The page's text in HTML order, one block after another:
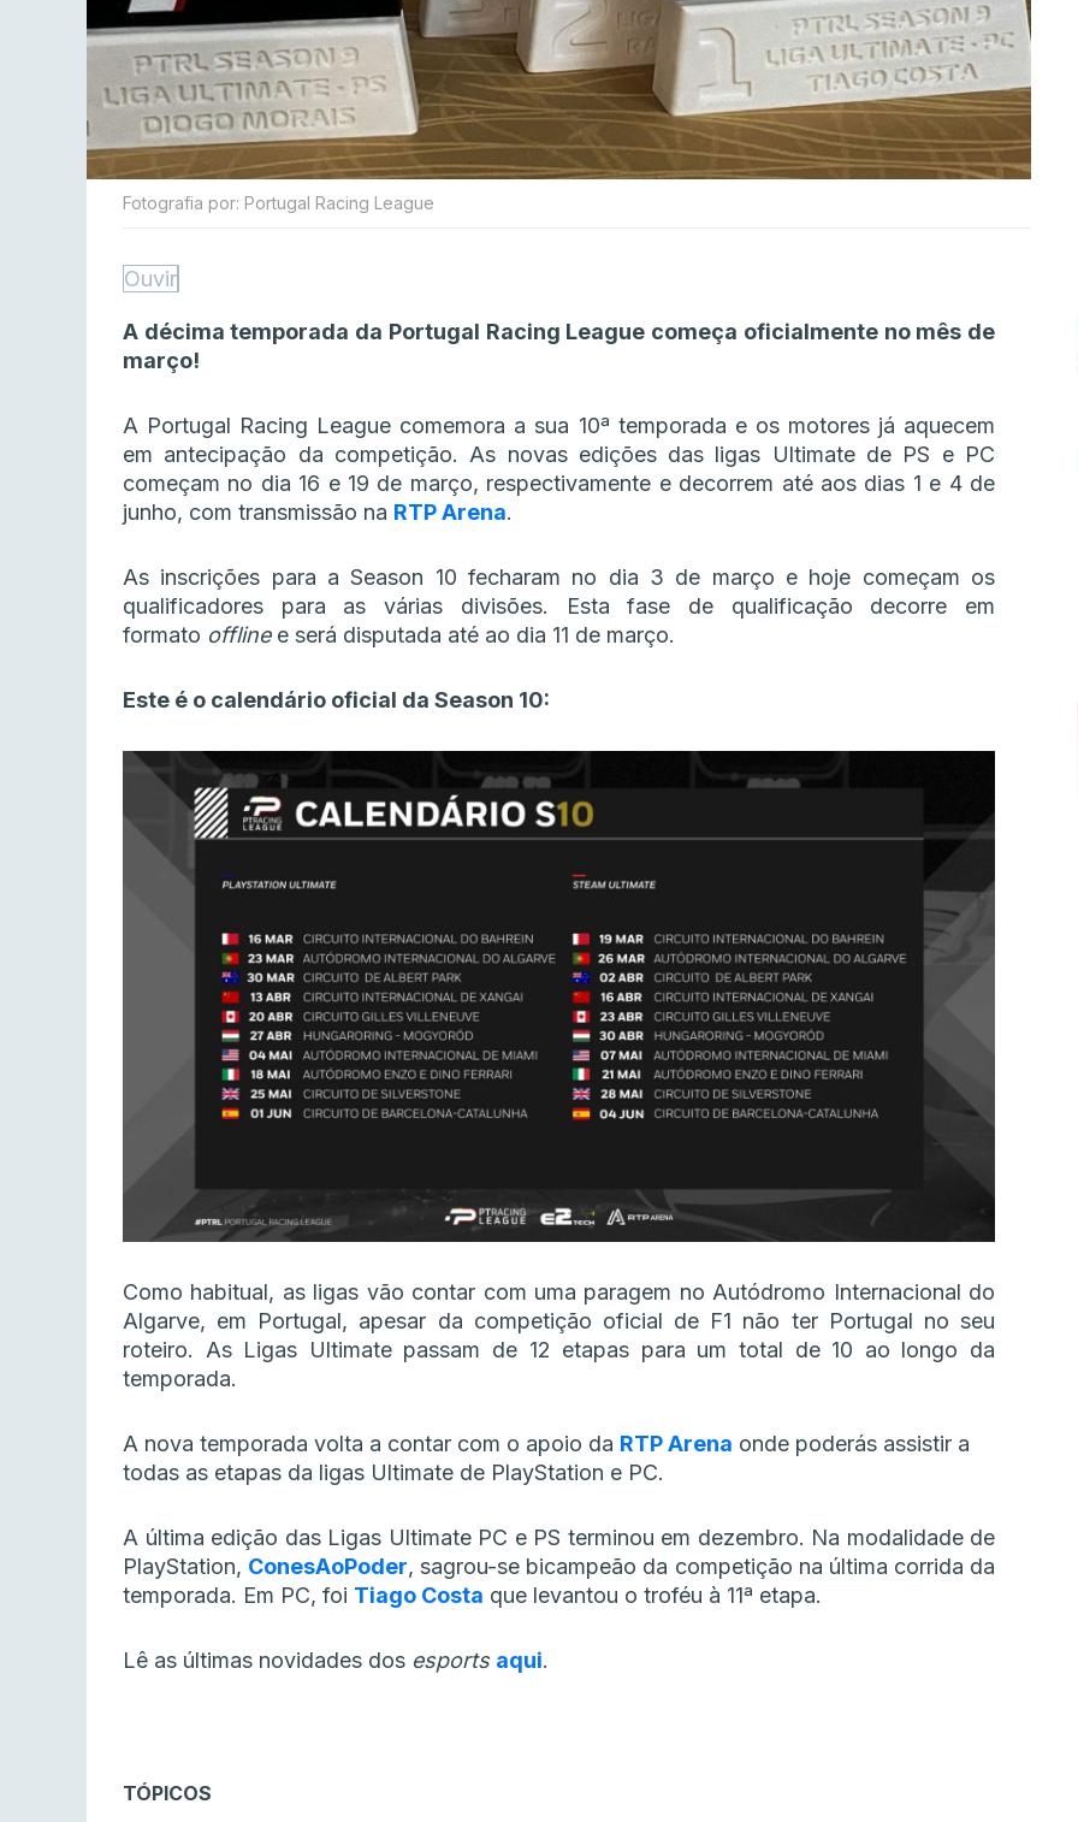
Fotografia por: Portugal Racing League
Ouvir
A décima temporada da Portugal Racing League começa oficialmente no mês de
março!
A Portugal Racing League comemora a sua 10ª temporada e os motores já aquecem
em antecipação da competição. As novas edições das ligas Ultimate de PS e PC
começam no dia 16 e 19 de março, respectivamente e decorrem até aos dias 1 e 4 de
junho, com transmissão na RTP Arena.
As inscrições para a Season 10 fecharam no dia 3 de março e hoje começam os
qualificadores para as várias divisões. Esta fase de qualificação decorre em
formato offlinee será disputada até ao dia 11 de março.
Este é o calendário oficial da Season 10:
Como habitual, as ligas vão contar com uma paragem no Autódromo Internacional do
Algarve, em Portugal, apesar da competição oficial de F1 não ter Portugal no seu
roteiro. As Ligas Ultimate passam de 12 etapas para um total de 10 ao longo da
temporada.
A nova temporada volta a contar com o apoio da RTP Arena onde poderás assistir a
todas as etapas da ligas Ultimate de PlayStation e PC.
A última edição das Ligas Ultimate PC e PS terminou em dezembro. Na modalidade de
PlayStation, ConesAoPoder, sagrou-se bicampeão da competição na última corrida da
temporada. Em PC, foi Tiago Costa que levantou o troféu à 11ª etapa.
Lê as últimas novidades dos esports aqui.
TÓPICOS